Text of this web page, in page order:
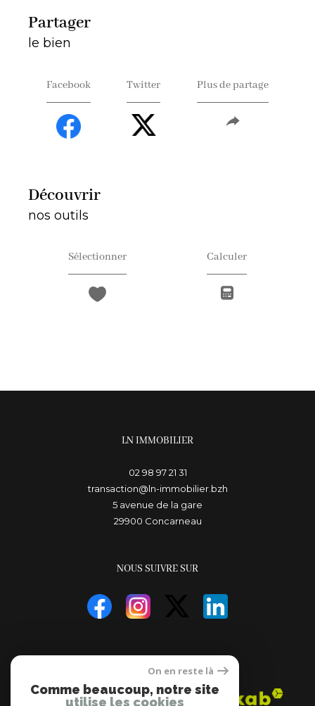
partager
le bien
Facebook Twitter Plus de partage
découvrir
nos outils
Sélectionner Calculer
LN IMMOBILIER
02 98 97 21 31
transaction@ln-immobilier.bzh
5 avenue de la gare
29900
concarneau
NOUS SUIVRE SUR
ADHÉRENTS
On en reste là
Comme beaucoup, notre site
utilise les cookies